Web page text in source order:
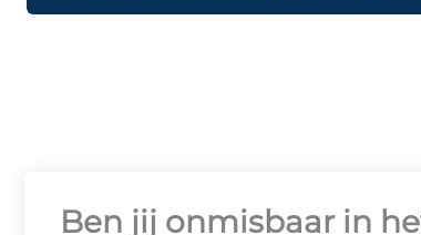
Ben jij onmisbaar in